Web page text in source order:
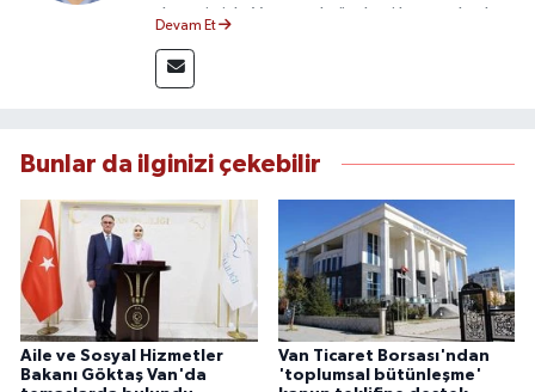
deneyimiyle Van yerel gündemi başta olmak
takip etmektedir. Editoryal sürece katkı sunan
Yılmaz, tarafsızlık, doğruluk ve etik ilkeler
bilgilendirmektedir.
Devam Et
Bunlar da ilginizi çekebilir
Aile ve Sosyal Hizmetler
Bakanı Göktaş Van'da
Van Ticaret Borsası'ndan
'toplumsal bütünleşme'